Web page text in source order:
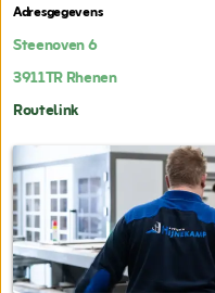
Adresgegevens
Steenoven 6
3911TRRhenen
Routelink